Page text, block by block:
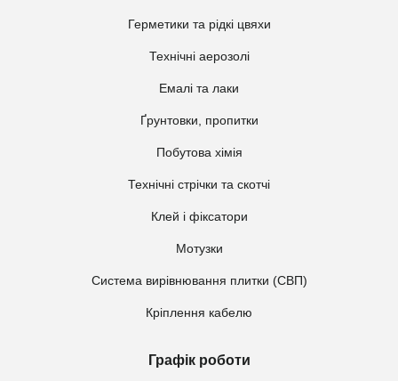
Герметики та рідкі цвяхи
Технічні аерозолі
Емалі та лаки
Ґрунтовки, пропитки
Побутова хімія
Технічні стрічки та скотчі
Клей і фіксатори
Мотузки
Система вирівнювання плитки (СВП)
Кріплення кабелю
Графік роботи